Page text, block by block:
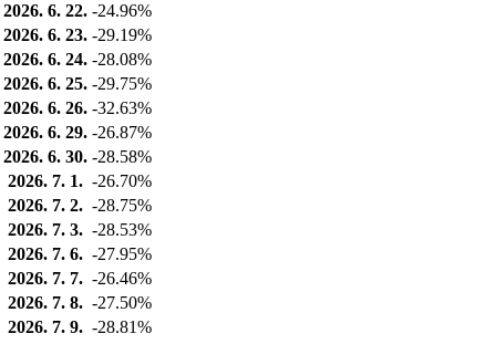
2026. 6. 22. -24.96%
2026. 6. 23. -29.19%
2026. 6. 24. -28.08%
2026. 6. 25. -29.75%
2026. 6. 26. -32.63%
2026. 6. 29. -26.87%
2026. 6. 30. -28.58%
2026. 7. 1. -26.70%
2026. 7. 2. -28.75%
2026. 7. 3. -28.53%
2026. 7. 6. -27.95%
2026. 7. 7. -26.46%
2026. 7. 8. -27.50%
2026. 7. 9. -28.81%